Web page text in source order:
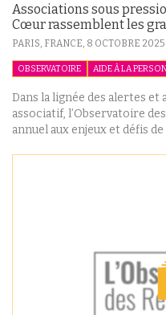
Associations sous
Cœur rassemblent les
PARIS, FRANCE, 8 OCTOBRE 2025
OBSERVATOIRE AIDE À LA
Dans la lignée des alertes
associatif, l’Observatoire
annuel aux enjeux et défis